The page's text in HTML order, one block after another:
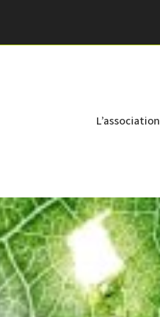
L’association